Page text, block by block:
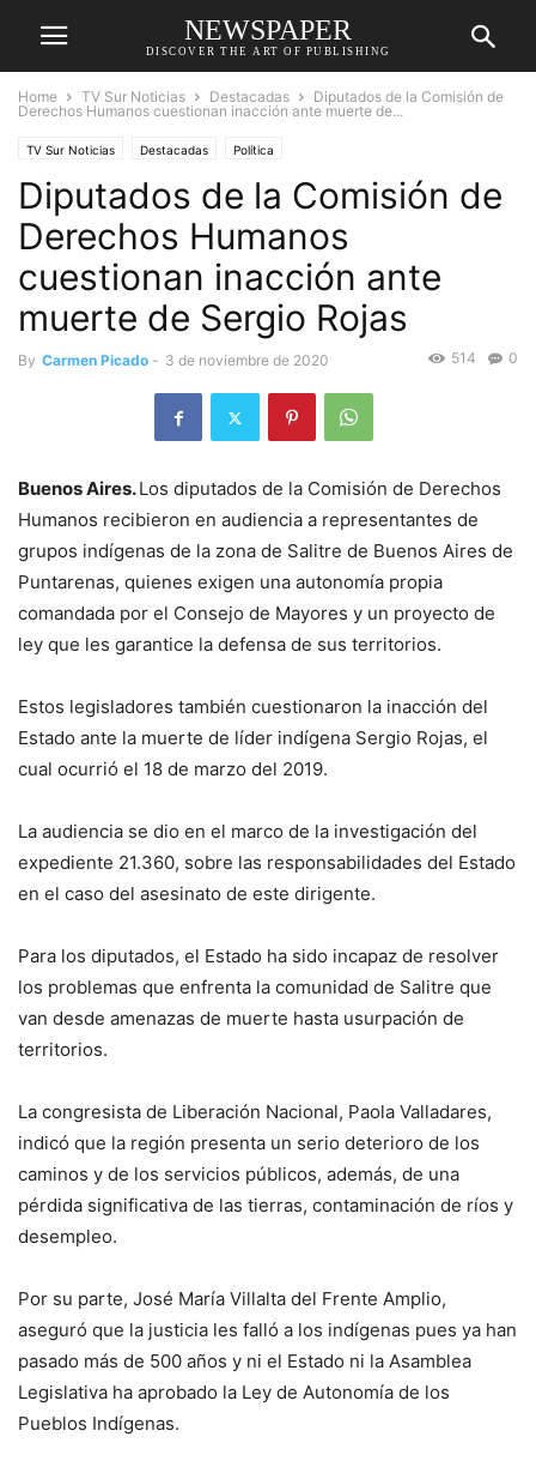
NEWSPAPER
DISCOVER THE ART OF PUBLISHING
Home TV Sur Noticias Destacadas
Diputados de la Comisión de
Derechos Humanos cuestionan inacción ante muerte de...
TV Sur Noticias Destacadas Política
Diputados de la Comisión de
Derechos Humanos
cuestionan inacción ante
muerte de Sergio Rojas
By Carmen Picado - 3 de noviembre de 2020 0
514
Buenos Aires.Los diputados de la Comisión de Derechos
Humanos recibieron en audiencia a representantes de
grupos indígenas de la zona de Salitre de Buenos Aires de
Puntarenas, quienes exigen una autonomía propia
comandada por el Consejo de Mayores y un proyecto de
ley que les garantice la defensa de sus territorios.
Estos legisladores también cuestionaron la inacción del
Estado ante la muerte de líder indígena Sergio Rojas, el
cual ocurrió el 18 de marzo del 2019.
La audiencia se dio en el marco de la investigación del
expediente 21.360, sobre las responsabilidades del Estado
en el caso del asesinato de este dirigente.
Para los diputados, el Estado ha sido incapaz de resolver
los problemas que enfrenta la comunidad de Salitre que
van desde amenazas de muerte hasta usurpación de
territorios.
La congresista de Liberación Nacional, Paola Valladares,
indicó que la región presenta un serio deterioro de los
caminos y de los servicios públicos, además, de una
pérdida significativa de las tierras, contaminación de ríos y
desempleo.
Por su parte, José María Villalta del Frente Amplio,
aseguró que la justicia les falló a los indígenas pues ya han
pasado más de 500 años y ni el Estado ni la Asamblea
Legislativa ha aprobado la Ley de Autonomía de los
Pueblos Indígenas.